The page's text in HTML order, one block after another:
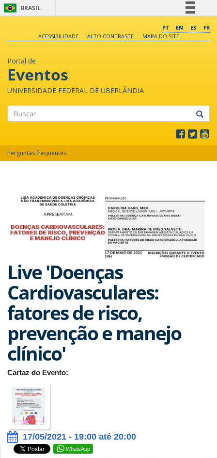
BRASIL
Comunica BR
PT EN ES
FR
ACESSIBILIDADE
ALTO CONTRASTE MAPA DO SITE
Portal de
Eventos
UNIVERSIDADE FEDERAL DE UBERLÂNDIA
Perguntas frequentes
Live 'Doenças
Cardiovasculares:
fatores de risco,
prevenção e manejo
clínico'
Cartaz do Evento:
17/05/2021 - 19:00 até 20:00
WhatsApp